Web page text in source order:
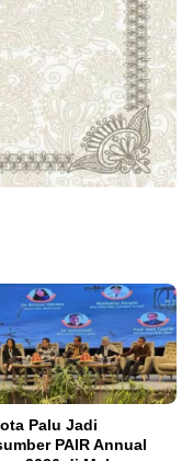
Palu Jadi
PAIR Annual